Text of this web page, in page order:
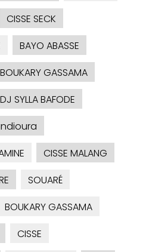
CISSE SECK
BAYO ABASSE
BOUKARY GASSAMA
SYLLA BAFODE
CISSE MALANG
SOUARÉ
BOUKARY GASSAMA
CISSE